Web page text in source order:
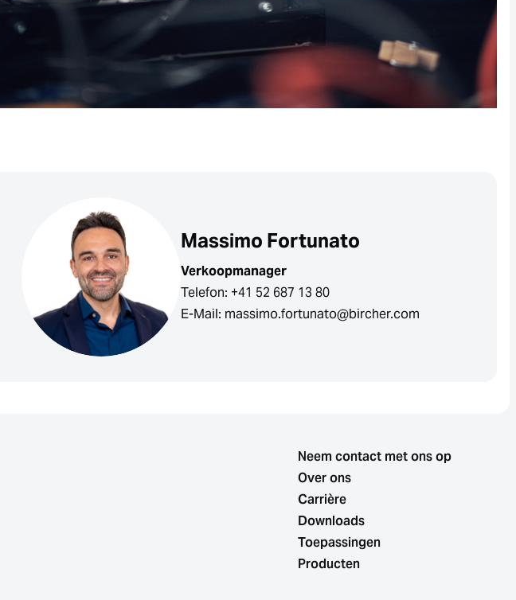
Massimo Fortunato
Verkoopmanager
Telefon: +41 52 687 13 80
E-Mail: massimo.fortunato@bircher.com
Neem contact met ons op
Over ons
Carrière
Downloads
Toepassingen
Producten